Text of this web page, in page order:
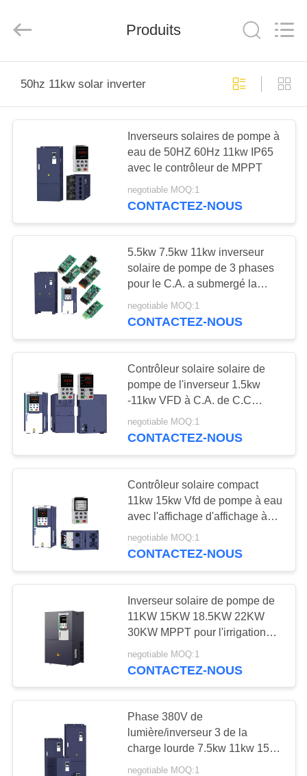
PRODUITS
VIDÉOS
PROPOS
NOUS
VISITE
DE
L'USINE
CONTRÔLE
DE
QUALITÉ
NOUS
CONTACTER
DEMANDEZ
CITATION
PLAN
DU
POLITIQUE
LuoX
Electric
Produits
50hz 11kw solar inverter
Inverseurs solaires de pompe à
eau de 50HZ 60Hz 11kw IP65
avec le contrôleur de MPPT
negotiable MOQ:1
CONTACTEZ-NOUS
5.5kw 7.5kw 11kw inverseur
solaire de pompe de 3 phases
pour le C.A. a submergé la
pompe
negotiable MOQ:1
CONTACTEZ-NOUS
Contrôleur solaire solaire de
pompe de l'inverseur 1.5kw
-11kw VFD à C.A. de C.C
d'efficacité de 99%
negotiable MOQ:1
CONTACTEZ-NOUS
Contrôleur solaire compact
11kw 15kw Vfd de pompe à eau
avec l'affichage d'affichage à
cristaux liquides
negotiable MOQ:1
CONTACTEZ-NOUS
Inverseur solaire de pompe de
11KW 15KW 18.5KW 22KW
30KW MPPT pour l'irrigation
d'agriculture
negotiable MOQ:1
CONTACTEZ-NOUS
Phase 380V de
lumière/inverseur 3 de la
charge lourde 7.5kw 11kw 15kw
negotiable MOQ:1